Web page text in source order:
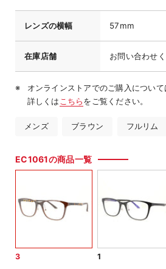
レンズの横幅 57mm
在庫店舗 お問い合わせ
オンラインストアでのご購入につい
詳しくは こちらをご覧ください。
メンズ ブラウン フルリム
EC1061の商品一覧
3 1